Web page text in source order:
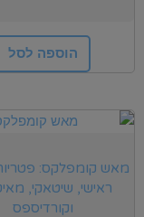
הוספה לסל
מאש קומפלקס:
ראישי, שיטאקי,
וקורדיספס